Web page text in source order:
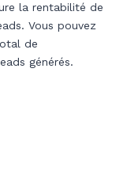
la rentabilité de
Vous pouvez
de
générés.